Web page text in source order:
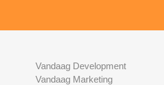
Vandaag Development
Vandaag Marketing